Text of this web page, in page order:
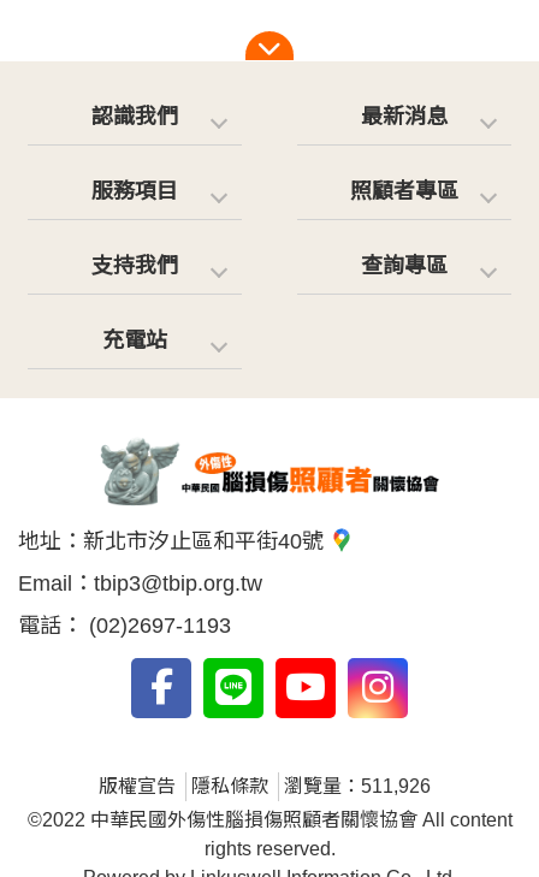
認識我們 最新消息
服務項目 照顧者專區
支持我們 查詢專區
充電站
地址： 新北市汐止區和平街40號
Email： tbip3@tbip.org.tw
電話：
(02)2697-1193
版權宣告 隱私條款
瀏覽量：511,926
©2022 中華民國外傷性腦損傷照顧者關懷協會 All content
rights reserved.